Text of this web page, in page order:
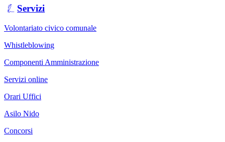
Servizi
Volontariato civico comunale
Whistleblowing
Componenti Amministrazione
Servizi online
Orari Uffici
Asilo Nido
Concorsi